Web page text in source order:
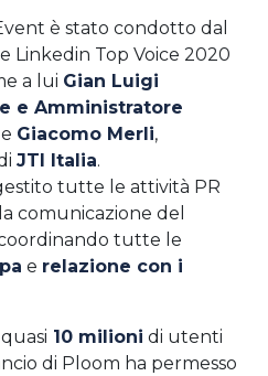
è stato condotto dal
Linkedin Top Voice 2020
a lui Gian Luigi
e Amministratore
e Giacomo Merli,
JTI Italia.
tutte le attività PR
comunicazione del
tutte le
e relazione con i
10 milioni di utenti
di Ploom ha permesso